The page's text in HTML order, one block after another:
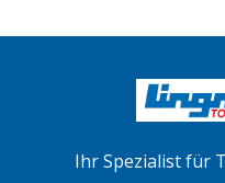
Ihr Spezialist für